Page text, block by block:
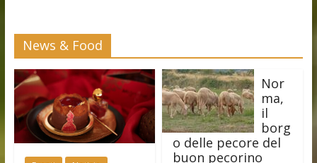
News & Food
Nor
ma,
il
borg
o delle pecore del
buon pecorino